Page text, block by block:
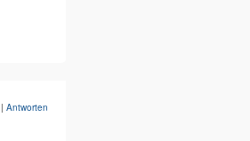
| Antworten